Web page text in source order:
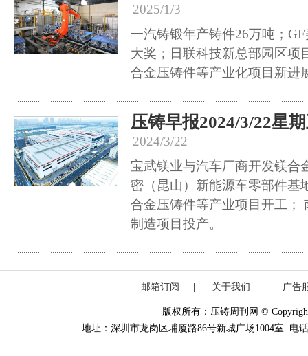
2025/1/3
一汽铸锻年产铸件26万吨；
大奖；日联科技新总部园区项
合金压铸件等产业化项目新进
压铸早报2024/3/22星
2024/3/22
宝武镁业与汽车厂商开发镁合
密（昆山）新能源车零部件基
合金压铸件等产业项目开工；
制造项目投产。
邮箱订阅 关于我们 广告
版权所有：压铸周刊网 ©
地址：深圳市龙岗区埔厦路86号新城广场1004室 电